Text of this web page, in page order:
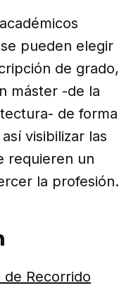
pueden elegir
de grado,
máster -de la
de forma
visibilizar las
requieren un
la profesión.
de Recorrido